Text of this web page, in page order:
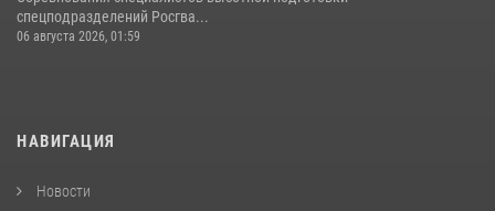
спецподразделений Росгва...
06 августа 2026, 01:59
НАВИГАЦИЯ
Новости